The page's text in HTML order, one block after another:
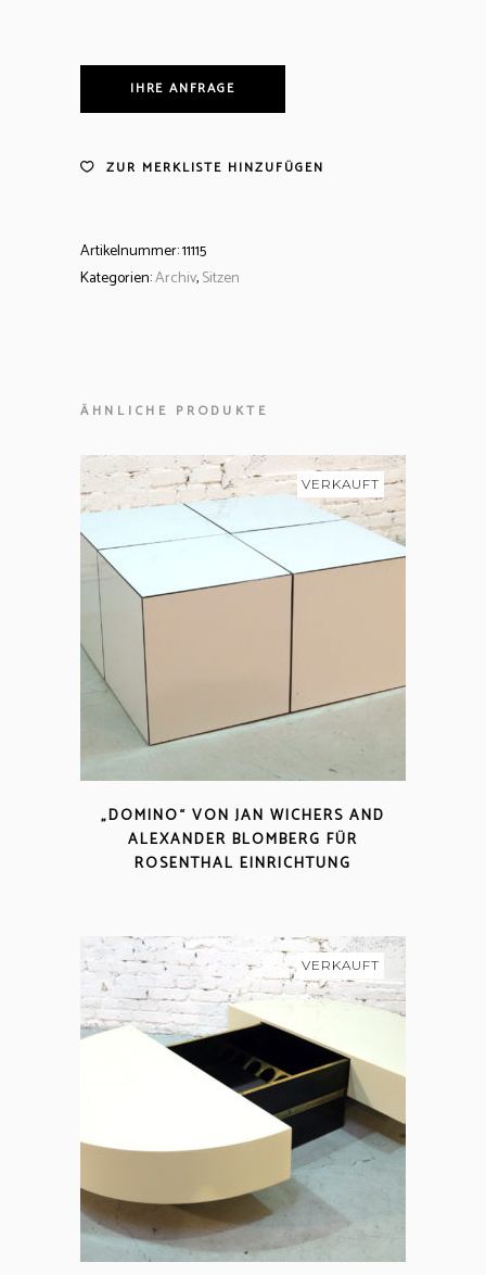
IHRE ANFRAGE
ZUR MERKLISTE HINZUFÜGEN
Artikelnummer:11115
Kategorien:Archiv,Sitzen
ÄHNLICHE PRODUKTE
VERKAUFT
„DOMINO“ VON JAN WICHERS AND
ALEXANDER BLOMBERG FÜR
ROSENTHAL EINRICHTUNG
VERKAUFT